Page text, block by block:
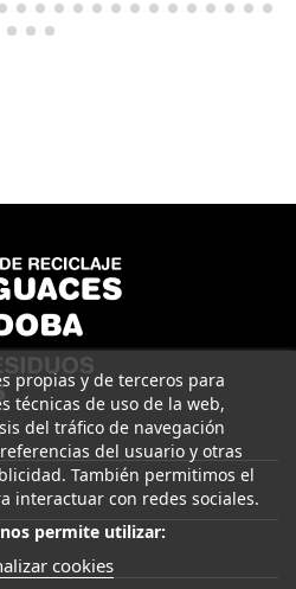
propias y de terceros para
técnicas de uso de la web,
del tráfico de navegación
del usuario y otras
También permitimos el
interactuar con redes sociales.
permite utilizar:
cookies